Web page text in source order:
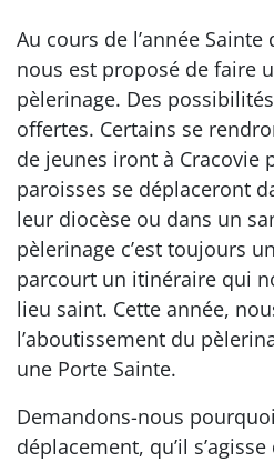
Au cours de l’année
nous est proposé de faire
pèlerinage. Des
offertes. Certains se
de jeunes iront à Cracovie
paroisses se déplaceront
leur diocèse ou dans un
pèlerinage c’est toujours
parcourt un itinéraire qui
lieu saint. Cette année,
l’aboutissement du
une Porte Sainte.
Demandons-nous
déplacement, qu’il